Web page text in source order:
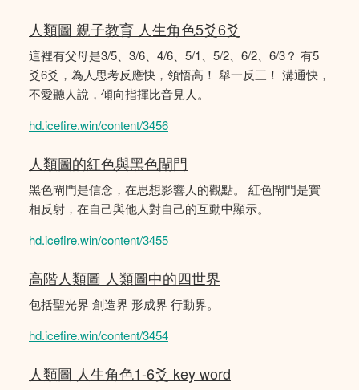
人類圖 親子教育 人生角色5爻6爻
這裡有父母是3/5、3/6、4/6、5/1、5/2、6/2、6/3？ 有5
爻6爻，為人思考反應快，領悟高！ 舉一反三！ 溝通快，
不愛聽人說，傾向指揮比音見人。
hd.icefire.win/content/3456
人類圖的紅色與黑色閘門
黑色閘門是信念，在思想影響人的觀點。 紅色閘門是實
相反射，在自己與他人對自己的互動中顯示。
hd.icefire.win/content/3455
高階人類圖 人類圖中的四世界
包括聖光界 創造界 形成界 行動界。
hd.icefire.win/content/3454
人類圖 人生角色1-6爻 key word